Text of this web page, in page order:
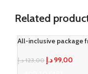
Related
All-inclusive package
123,00 د.إ 99,00 د.إ